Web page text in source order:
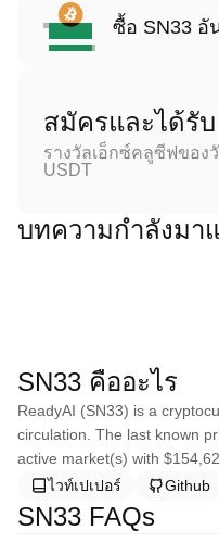
ซื้อ SN33 อั
สมัครและได้รับ
รางวัลเอ็กซ์คลูซีฟขอ
USDT
บทความกำลังมา
SN33 คืออะไร
ReadyAI (SN33) is a
circulation. The last known
active market(s) with
ไวท์เปเปอร์
Github
SN33 FAQs